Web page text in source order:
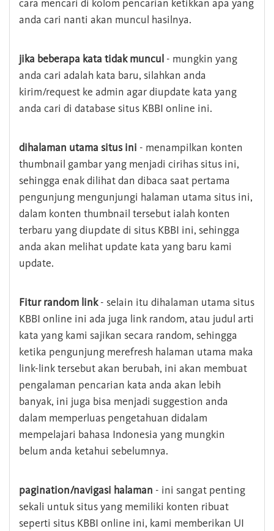
cara mencari di kolom pencarian ketikkan apa yang
anda cari nanti akan muncul hasilnya.
jika beberapa kata tidak muncul - mungkin yang
anda cari adalah kata baru, silahkan anda
kirim/request ke admin agar diupdate kata yang
anda cari di database situs KBBI online ini.
dihalaman utama situs ini - menampilkan konten
thumbnail gambar yang menjadi cirihas situs ini,
sehingga enak dilihat dan dibaca saat pertama
pengunjung mengunjungi halaman utama situs ini,
dalam konten thumbnail tersebut ialah konten
terbaru yang diupdate di situs KBBI ini, sehingga
anda akan melihat update kata yang baru kami
update.
Fitur random link- selain itu dihalaman utama situs
KBBI online ini ada juga link random, atau judul arti
kata yang kami sajikan secara random, sehingga
ketika pengunjung merefresh halaman utama maka
link-link tersebut akan berubah, ini akan membuat
pengalaman pencarian kata anda akan lebih
banyak, ini juga bisa menjadi suggestion anda
dalam memperluas pengetahuan didalam
mempelajari bahasa Indonesia yang mungkin
belum anda ketahui sebelumnya.
pagination/navigasi halaman - ini sangat penting
sekali untuk situs yang memiliki konten ribuat
seperti situs KBBI online ini, kami memberikan UI